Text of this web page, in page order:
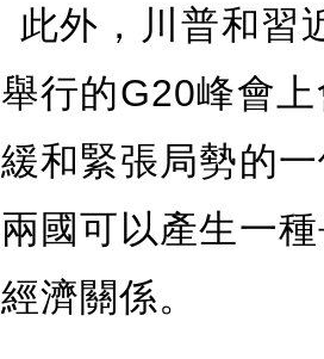
此外，川普和習
舉行的G20峰會
緩和緊張局勢的
兩國可以產生一
經濟關係。